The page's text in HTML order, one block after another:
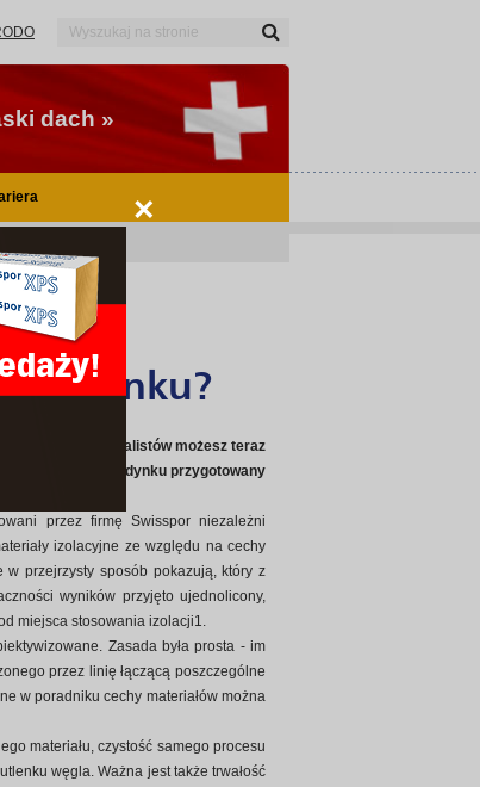
×
dach »
budynku?
specjalistów możesz teraz
termicznej do budynku przygotowany
przez firmę Swisspor niezależni
izolacyjne ze względu na cechy
przejrzysty sposób pokazują, który z
wyników przyjęto ujednolicony,
miejsca stosowania izolacji1.
Zasada była prosta - im
przez linię łączącą poszczególne
w poradniku cechy materiałów można
materiału, czystość samego procesu
węgla. Ważna jest także trwałość